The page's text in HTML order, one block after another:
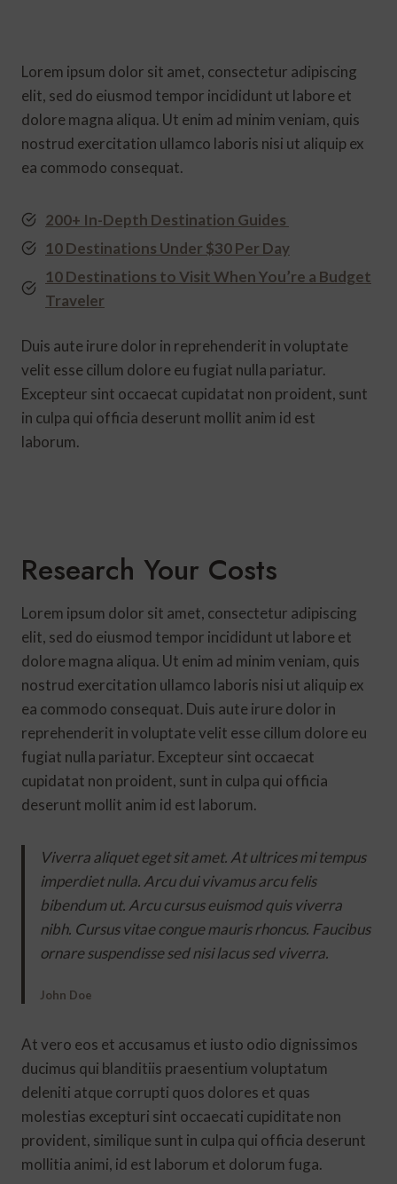
Lorem ipsum dolor sit amet, consectetur adipiscing
elit, sed do eiusmod tempor incididunt ut labore et
dolore magna aliqua. Ut enim ad minim veniam, quis
nostrud exercitation ullamco laboris nisi ut aliquip ex
ea commodo consequat.
200+ In-Depth Destination Guides
10 Destinations Under $30 Per Day
10 Destinations to Visit When You’re a Budget
Traveler
Duis aute irure dolor in reprehenderit in voluptate
velit esse cillum dolore eu fugiat nulla pariatur.
Excepteur sint occaecat cupidatat non proident, sunt
in culpa qui officia deserunt mollit anim id est
laborum.
Research Your Costs
Lorem ipsum dolor sit amet, consectetur adipiscing
elit, sed do eiusmod tempor incididunt ut labore et
dolore magna aliqua. Ut enim ad minim veniam, quis
nostrud exercitation ullamco laboris nisi ut aliquip ex
ea commodo consequat. Duis aute irure dolor in
reprehenderit in voluptate velit esse cillum dolore eu
fugiat nulla pariatur. Excepteur sint occaecat
cupidatat non proident, sunt in culpa qui officia
deserunt mollit anim id est laborum.
Viverra aliquet eget sit amet. At ultrices mi tempus
imperdiet nulla. Arcu dui vivamus arcu felis
bibendum ut. Arcu cursus euismod quis viverra
nibh. Cursus vitae congue mauris rhoncus. Faucibus
ornare suspendisse sed nisi lacus sed viverra.
John Doe
At vero eos et accusamus et iusto odio dignissimos
ducimus qui blanditiis praesentium voluptatum
deleniti atque corrupti quos dolores et quas
molestias excepturi sint occaecati cupiditate non
provident, similique sunt in culpa qui officia deserunt
mollitia animi, id est laborum et dolorum fuga.